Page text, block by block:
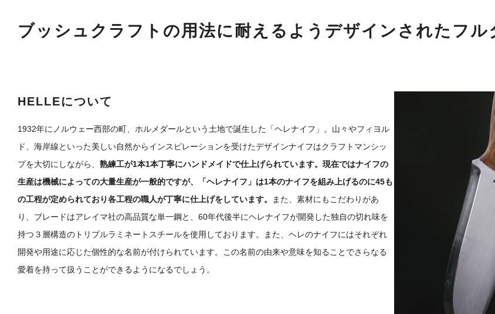
ブッシュクラフトの用法に耐えるようデザインされたフル
HELLEについて
1932年にノルウェー西部の町、ホルメダールという土地で誕生した「ヘレナイフ」。山々やフィヨル
ド、海岸線といった美しい自然からインスピレーションを受けたデザインナイフはクラフトマンシッ
プを大切にしながら、 熟練工が1本1本丁寧にハンドメイドで仕上げられています。現在ではナイフの
生産は機械によっての大量生産が一般的ですが、「ヘレナイフ」は1本のナイフを組み上げるのに45も
の工程が定められており各工程の職人が丁寧に仕上げをしています。
また、素材にもこだわりがあ
り、ブレードはアレイマ社の高品質な単一鋼と、60年代後半にヘレナイフが開発した独自の切れ味を
持つ３層構造のトリプルラミネートスチールを使用しております。また、ヘレのナイフにはそれぞれ
開発や用途に応じた個性的な名前が付けられています。この名前の由来や意味を知ることでさらなる
愛着を持って扱うことができるようになるでしょう。